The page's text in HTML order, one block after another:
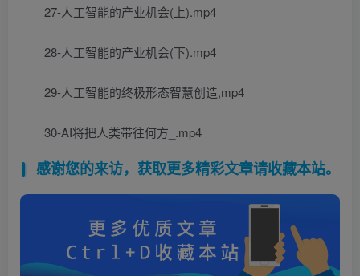
27-人工智能的产业机会(上).mp4
28-人工智能的产业机会(下).mp4
29-人工智能的终极形态智慧创造,mp4
30-AI将把人类带往何方_.mp4
感谢您的来访，获取更多精彩文章请收藏本站。